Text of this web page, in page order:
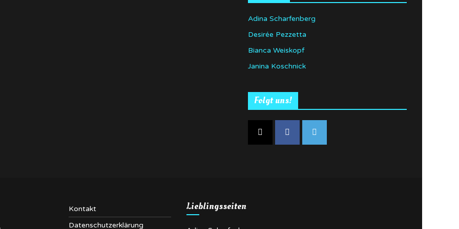
Adina Scharfenberg
Desirée Pezzetta
Bianca Weiskopf
Janina Koschnick
Folgt uns!
Kontakt
Datenschutzerklärung
Lieblingsseiten